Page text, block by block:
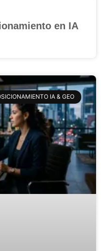
en IA
IA & GEO